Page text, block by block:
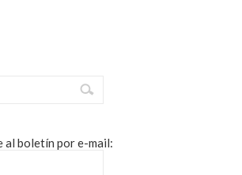
al boletín por e-mail: